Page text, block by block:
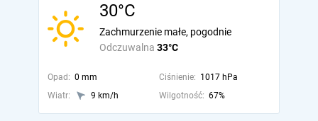
30°C
Odczuwalna 33°C
Zachmurzenie małe, pogodnie
Opad: 0 mm Ciśnienie: 1017 hPa
Wiatr:
9 km/h Wilgotność: 67%